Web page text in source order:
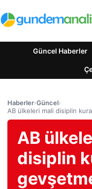
Güncel Haberler
Haberler›Güncel›
AB ülkeleri mali disiplin
AB
disiplin